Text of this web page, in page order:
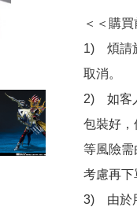
＜＜購
1)　煩請
取消。
2)　如客
包裝好，
等風險需
考慮再下
3)　由於